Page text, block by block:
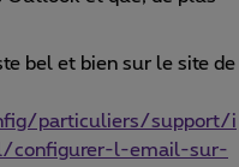
bel et bien sur le site de
particuliers/support/i
configurer-l-email-sur-